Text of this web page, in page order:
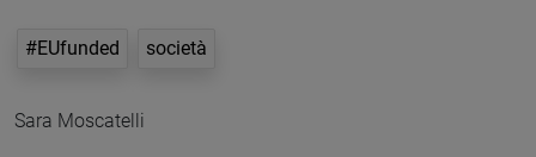
#EUfunded società
Sara Moscatelli